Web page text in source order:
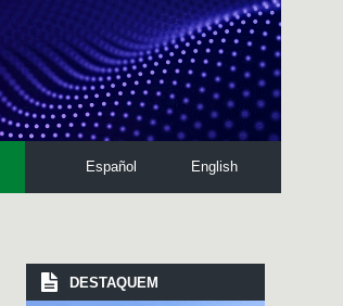
English
Español
DESTAQUEM